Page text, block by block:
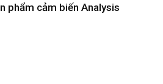
phẩm cảm biến Analysis